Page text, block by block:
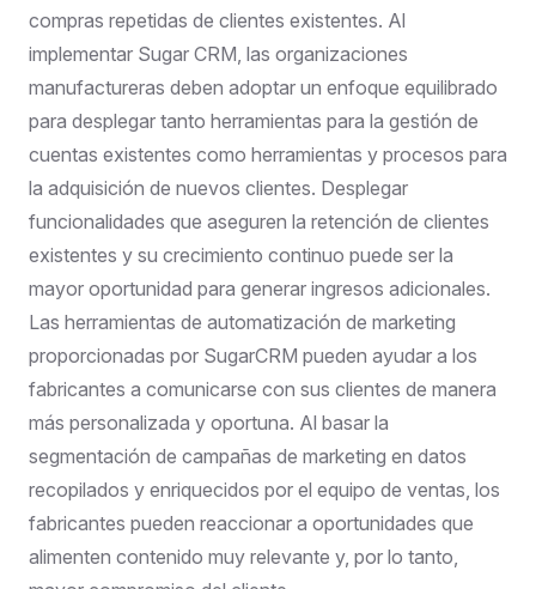
compras repetidas de clientes existentes. Al
implementar Sugar CRM, las organizaciones
manufactureras deben adoptar un enfoque equilibrado
para desplegar tanto herramientas para la gestión de
cuentas existentes como herramientas y procesos para
la adquisición de nuevos clientes. Desplegar
funcionalidades que aseguren la retención de clientes
existentes y su crecimiento continuo puede ser la
mayor oportunidad para generar ingresos adicionales.
Las herramientas de automatización de marketing
proporcionadas por SugarCRM pueden ayudar a los
fabricantes a comunicarse con sus clientes de manera
más personalizada y oportuna. Al basar la
segmentación de campañas de marketing en datos
recopilados y enriquecidos por el equipo de ventas, los
fabricantes pueden reaccionar a oportunidades que
alimenten contenido muy relevante y, por lo tanto,